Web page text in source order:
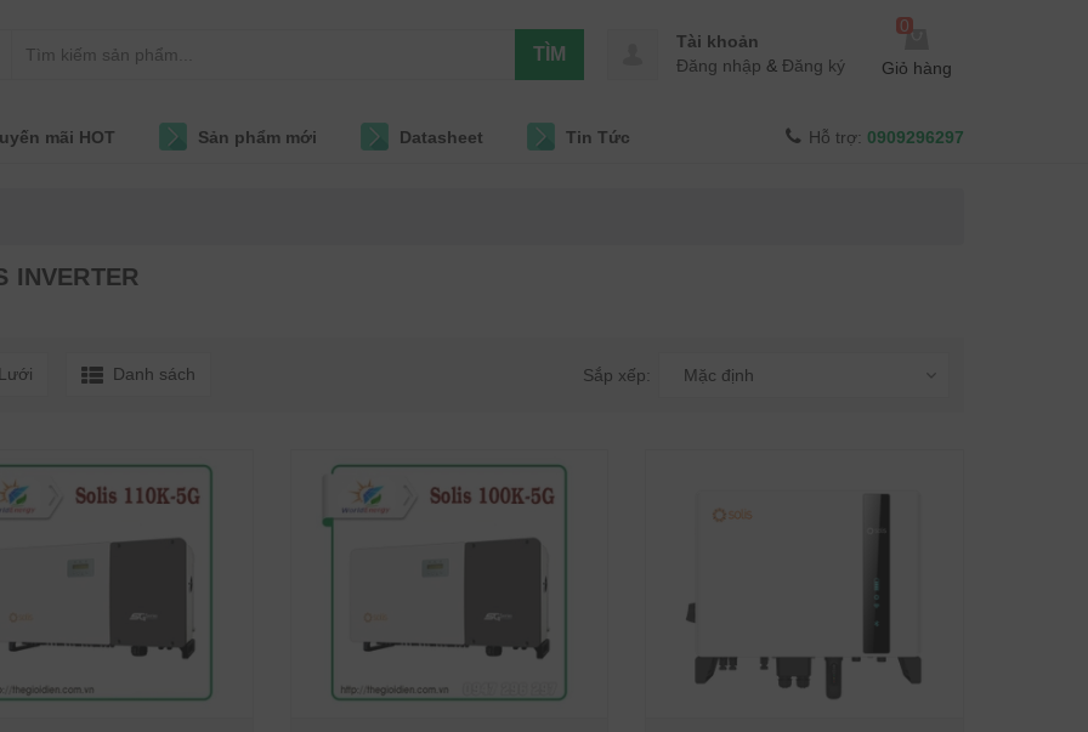
TÌM
0
Giỏ hàng
Tài khoản
Đăng nhập & Đăng ký
mãi HOT Sản phẩm mới Datasheet Tin Tức Hỗ trợ: 0909296297
INVERTER
Danh sách Sắp xếp: Mặc định